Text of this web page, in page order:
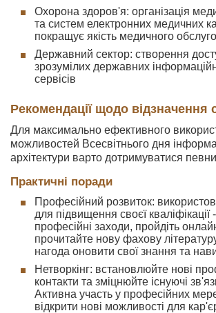
Охорона здоров'я: організація
та систем електронних медичних
покращує якість медичного
Державний сектор: створення
зрозумілих державних
сервісів
Рекомендації щодо відзначення
Для максимально ефективного
можливостей Всесвітнього дня
архітектури варто дотримуватися
Практичні поради
Професійний розвиток:
для підвищення своєї кваліфікації
професійні заходи, пройдіть
прочитайте нову фахову
нагода оновити свої знання та
Нетворкінг: встановлюйте нові
контакти та зміцнюйте існуючі
Активна участь у професійних
відкрити нові можливості для